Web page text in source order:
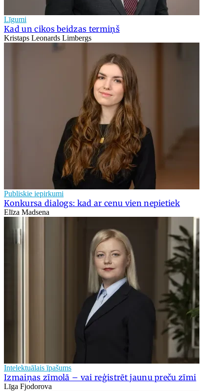
Līgumi
Kad un cikos beidzas termiņš
Kristaps Leonards Limbergs
Publiskie iepirkumi
Konkursa dialogs: kad ar cenu vien nepietiek
Elīza Madsena
Intelektuālais īpašums
Izmaiņas zīmolā – vai reģistrēt jaunu preču zīmi
Līga Fjodorova